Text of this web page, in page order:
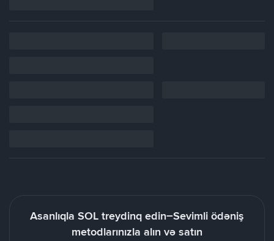
Asanlıqla SOL treydinq edin–Sevimli ödəniş
metodlarınızla alın və satın